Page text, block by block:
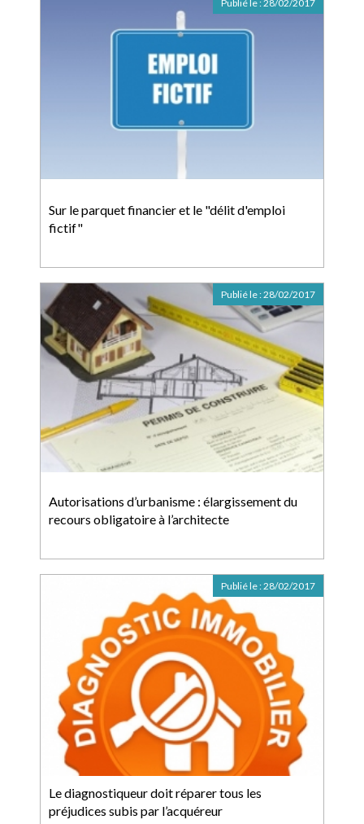
Sur le parquet financier et le "délit d'emploi
fictif"
Publié le :28/02/2017
Autorisations d’urbanisme : élargissement du
recours obligatoire à l’architecte
Publié le :28/02/2017
Le diagnostiqueur doit réparer tous les
préjudices subis par l’acquéreur
Publié le :28/02/2017